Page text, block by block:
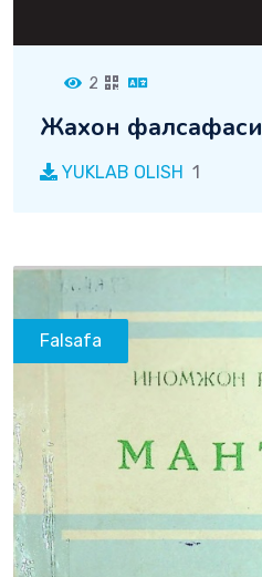
2
Жахон фалсафаси
YUKLAB OLISH 1
Falsafa